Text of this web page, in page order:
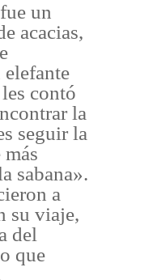
un
acacias,
contó
la
seguir la
sabana».
a
su viaje,
del
que